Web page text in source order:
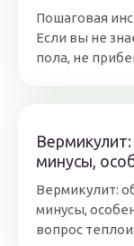
Пошаговая
Если вы не
пола, не
минусы,
Вермикулит:
минусы,
вопрос